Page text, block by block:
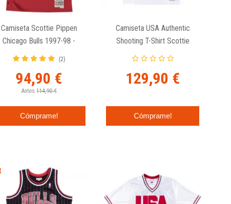
Camiseta Scottie Pippen
Chicago Bulls 1997-98 -
Mitchell And Ness
(2)
94,90 €
Antes 114,90 €
Cómprame!
Camiseta USA Authentic
Shooting T-Shirt Scottie
Pippen - 1992 Dream Team.
129,90 €
Cómprame!